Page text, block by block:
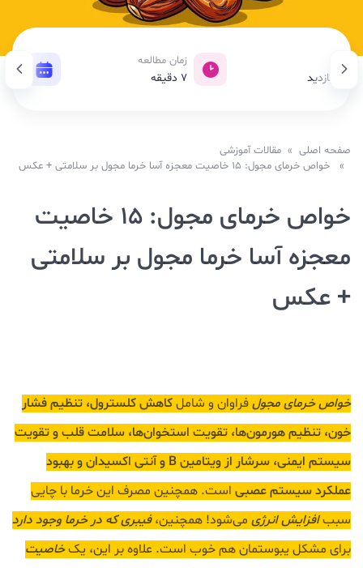
بازدید
زمان مطالعه
7 دقیقه 11 اسفند 1403
صفحه اصلی » مقالات آموزشی
» خواص خرمای مجول: 15 خاصیت معجزه آسا خرما مجول بر سلامتی + عکس
خواص خرمای مجول: 15 خاصیت
معجزه آسا خرما مجول بر سلامتی
+ عکس
خواص خرمای مجولفراوان و شاملکاهش کلسترول، تنظیم فشار
خون، تنظیم هورمون‌ها، تقویت استخوان‌ها، سلامت قلب و تقویت
سیستم ایمنی، سرشار از ویتامین B و آنتی اکسیدان و بهبود
عملکرد سیستم عصبی است. همچنین مصرف این خرما با چایی
سببافزایشانرژی می‌شود! همچنین،فیبری که در خرما وجود دارد
برای مشکل یبوستمان هم خوب است. علاوه بر این، یکخاصیت